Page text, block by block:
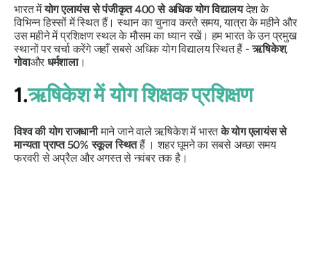
भारत मेंयोग एलायंस से पंजीकृत 400 से अधिक योग विद्यालयदेश के
विभिन्न हिस्सों में स्थित हैं। स्थान का चुनाव करते समय, यात्रा के महीने और
उस महीने में प्रशिक्षण स्थल के मौसम का ध्यान रखें। हम भारत के उन प्रमुख
स्थानों पर चर्चा करेंगे जहाँ सबसे अधिक योग विद्यालय स्थित हैं -ऋषिकेश,
गोवाऔर धर्मशाला।
1.ऋषिकेश में योग शिक्षक प्रशिक्षण
विश्व की योग राजधानीमाने जाने वाले ऋषिकेश में भारतके योग एलायंस से
मान्यता प्राप्त 50% स्कूल स्थितहैं । शहर घूमने का सबसे अच्छा समय
फरवरी से अप्रैल और अगस्त से नवंबर तक है।